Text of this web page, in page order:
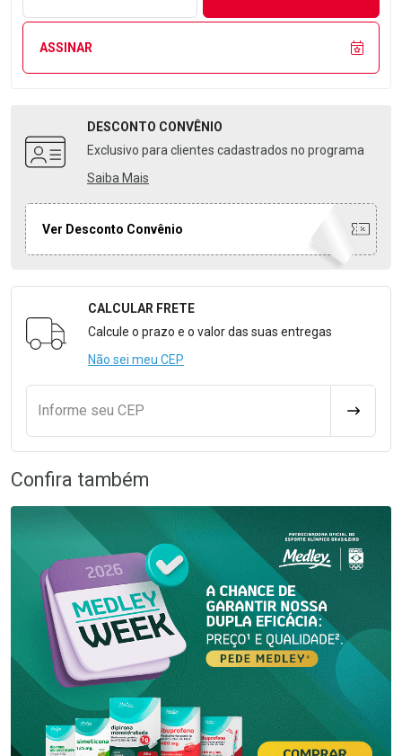
ASSINAR
DESCONTO CONVÊNIO
Exclusivo para clientes cadastrados no programa
Saiba Mais
Ver Desconto Convênio
Formulário para Calcular o Frete
CALCULAR FRETE
Calcule o prazo e o valor das suas entregas
Não sei meu CEP
Informe seu CEP
Confira também